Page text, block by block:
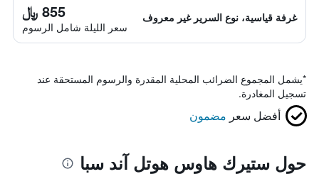
غرفة قياسية، نوع السرير غير معروف 855 ﷼
سعر الليلة شامل الرسوم
*يشمل المجموع الضرائب المحلية المقدرة والرسوم المستحقة عند
تسجيل المغادرة.
أفضل سعر مضمون
حول ستيرك هاوس هوتل آند سبا